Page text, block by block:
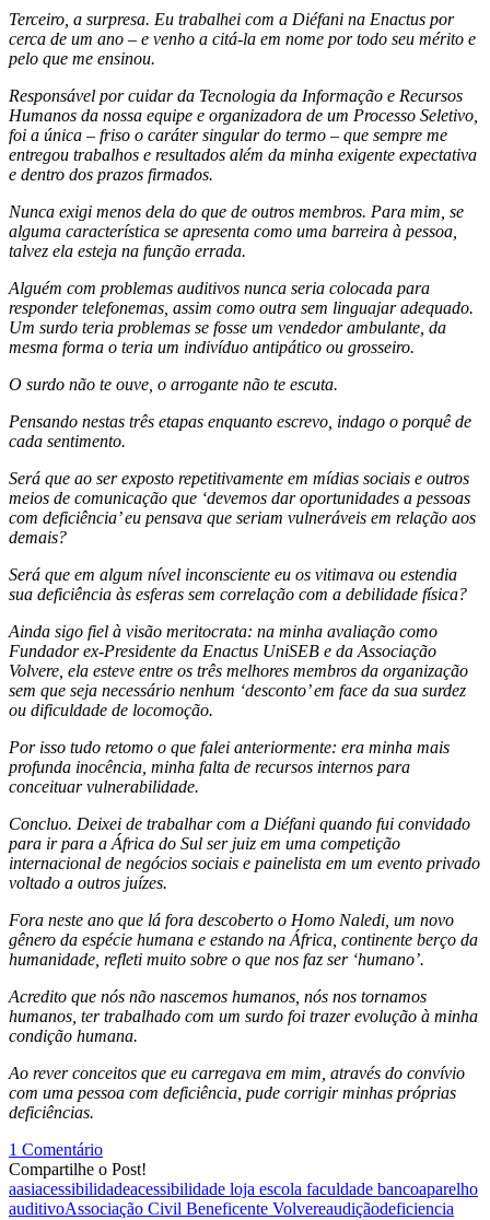
Terceiro, a surpresa. Eu trabalhei com a Diéfani na Enactus por
cerca de um ano – e venho a citá-la em nome por todo seu mérito e
pelo que me ensinou.
Responsável por cuidar da Tecnologia da Informação e Recursos
Humanos da nossa equipe e organizadora de um Processo Seletivo,
foi a única – friso o caráter singular do termo – que sempre me
entregou trabalhos e resultados além da minha exigente expectativa
e dentro dos prazos firmados.
Nunca exigi menos dela do que de outros membros. Para mim, se
alguma característica se apresenta como uma barreira à pessoa,
talvez ela esteja na função errada.
Alguém com problemas auditivos nunca seria colocada para
responder telefonemas, assim como outra sem linguajar adequado.
Um surdo teria problemas se fosse um vendedor ambulante, da
mesma forma o teria um indivíduo antipático ou grosseiro.
O surdo não te ouve, o arrogante não te escuta.
Pensando nestas três etapas enquanto escrevo, indago o porquê de
cada sentimento.
Será que ao ser exposto repetitivamente em mídias sociais e outros
meios de comunicação que ‘devemos dar oportunidades a pessoas
com deficiência’ eu pensava que seriam vulneráveis em relação aos
demais?
Será que em algum nível inconsciente eu os vitimava ou estendia
sua deficiência às esferas sem correlação com a debilidade física?
Ainda sigo fiel à visão meritocrata: na minha avaliação como
Fundador ex-Presidente da Enactus UniSEB e da Associação
Volvere, ela esteve entre os três melhores membros da organização
sem que seja necessário nenhum ‘desconto’ em face da sua surdez
ou dificuldade de locomoção.
Por isso tudo retomo o que falei anteriormente: era minha mais
profunda inocência, minha falta de recursos internos para
conceituar vulnerabilidade.
Concluo. Deixei de trabalhar com a Diéfani quando fui convidado
para ir para a África do Sul ser juiz em uma competição
internacional de negócios sociais e painelista em um evento privado
voltado a outros juízes.
Fora neste ano que lá fora descoberto o Homo Naledi, um novo
gênero da espécie humana e estando na África, continente berço da
humanidade, refleti muito sobre o que nos faz ser ‘humano’.
Acredito que nós não nascemos humanos, nós nos tornamos
humanos, ter trabalhado com um surdo foi trazer evolução à minha
condição humana.
Ao rever conceitos que eu carregava em mim, através do convívio
com uma pessoa com deficiência, pude corrigir minhas próprias
deficiências.
1 Comentário
Compartilhe o Post!
aasiacessibilidadeacessibilidade loja escola faculdade bancoaparelho
auditivoAssociação Civil Beneficente Volvereaudiçãodeficiencia